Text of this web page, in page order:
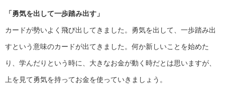
「勇気を出して一歩踏み出す」
カードが勢いよく飛び出してきました。勇気を出して、一歩踏み出
すという意味のカードが出てきました。何か新しいことを始めた
り、学んだりという時に、大きなお金が動く時だとは思いますが、
上を見て勇気を持ってお金を使っていきましょう。